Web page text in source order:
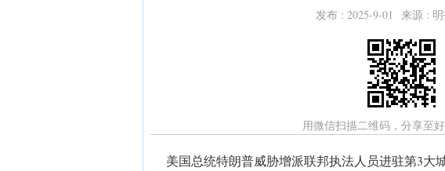
发布 : 2025-9-01 来源 :
用微信扫描二维码，分享至
美国总统特朗普威胁增派联邦执法人员进驻第3大